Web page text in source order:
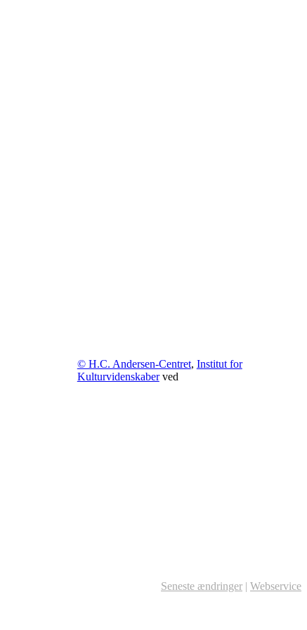
© H.C. Andersen-Centret, Institut for
Kulturvidenskaberved
Seneste ændringer | Webservice